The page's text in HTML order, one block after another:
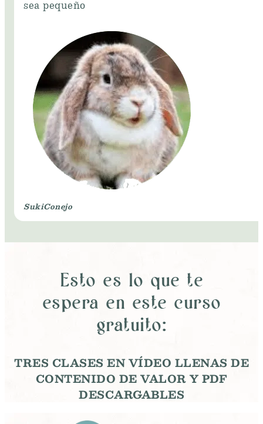
sea pequeño
SukiConejo
Esto es lo que te
espera en este curso
gratuito:
TRES CLASES EN VÍDEO LLENAS DE
CONTENIDO DE VALOR Y PDF
DESCARGABLES